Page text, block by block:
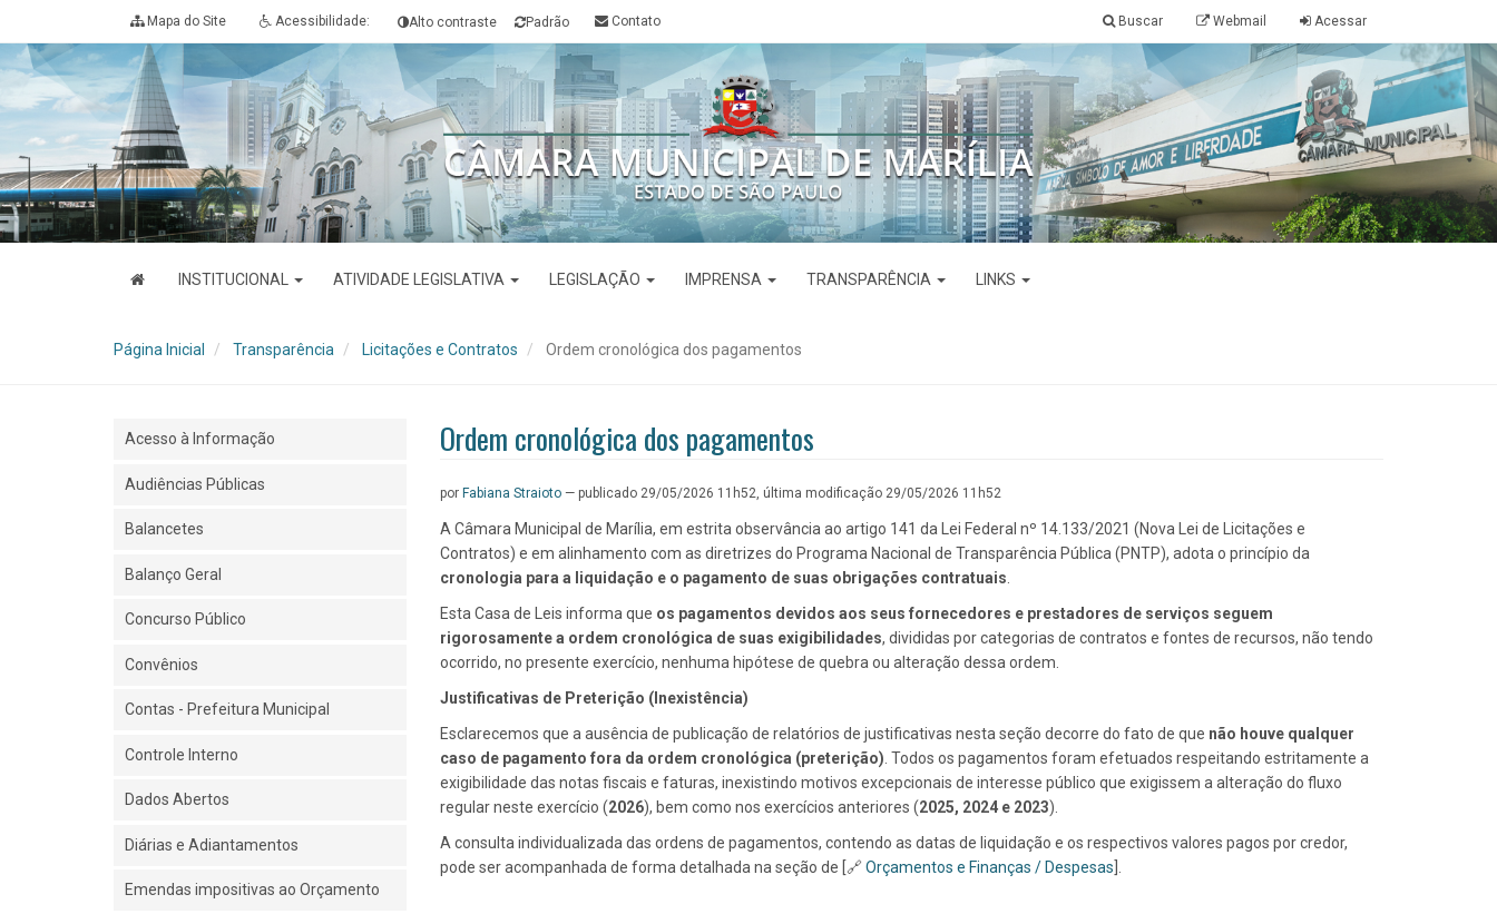
conteúdo
menu
busca
Mapa do Site Acessibilidade: Alto contraste Padrão Contato Acessar
Webmail
Buscar
INSTITUCIONAL ATIVIDADE LEGISLATIVA LEGISLAÇÃO IMPRENSA TRANSPARÊNCIA LINKS
Página Inicial Transparência Licitações e Contratos Ordem cronológica dos pagamentos
Acesso à Informação
Audiências Públicas
Balancetes
Balanço Geral
Concurso Público
Convênios
Contas - Prefeitura Municipal
Controle Interno
Dados Abertos
Diárias e Adiantamentos
Emendas impositivas ao Orçamento
Ordem cronológica dos pagamentos
por Fabiana Straioto— publicado29/05/2026 11h52, última modificação29/05/2026 11h52
A Câmara Municipal de Marília, em estrita observância ao artigo 141 da Lei Federal nº 14.133/2021 (Nova Lei de Licitações e
Contratos) e em alinhamento com as diretrizes do Programa Nacional de Transparência Pública (PNTP), adota o princípio da
cronologia para a liquidação e o pagamento de suas obrigações contratuais
Esta Casa de Leis informa que os pagamentos devidos aos seus fornecedores e prestadores de serviços seguem
rigorosamente a ordem cronológica de suas exigibilidades, divididas por categorias de contratos e fontes de recursos, não tendo
ocorrido, no presente exercício, nenhuma hipótese de quebra ou alteração dessa ordem.
Justificativas de Preterição (Inexistência)
Esclarecemos que a ausência de publicação de relatórios de justificativas nesta seção decorre do fato de que não houve qualquer
caso de pagamento fora da ordem cronológica (preterição) . Todos os pagamentos foram efetuados respeitando estritamente a
exigibilidade das notas fiscais e faturas, inexistindo motivos excepcionais de interesse público que exigissem a alteração do fluxo
regular neste exercício (2026), bem como nos exercícios anteriores (2025, 2024 e 2023).
A consulta individualizada das ordens de pagamentos, contendo as datas de liquidação e os respectivos valores pagos por credor,
pode ser acompanhada de forma detalhada na seção de [🔗 Orçamentos e Finanças / Despesas